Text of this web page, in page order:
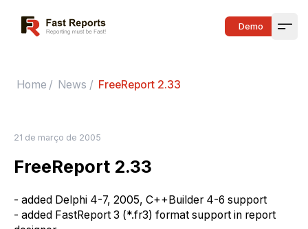
Fast Reports Demo
Home / News / FreeReport 2.33
21 de março de 2005
FreeReport 2.33
- added Delphi 4-7, 2005, C++Builder 4-6 support
- added FastReport 3 (*.fr3) format support in report